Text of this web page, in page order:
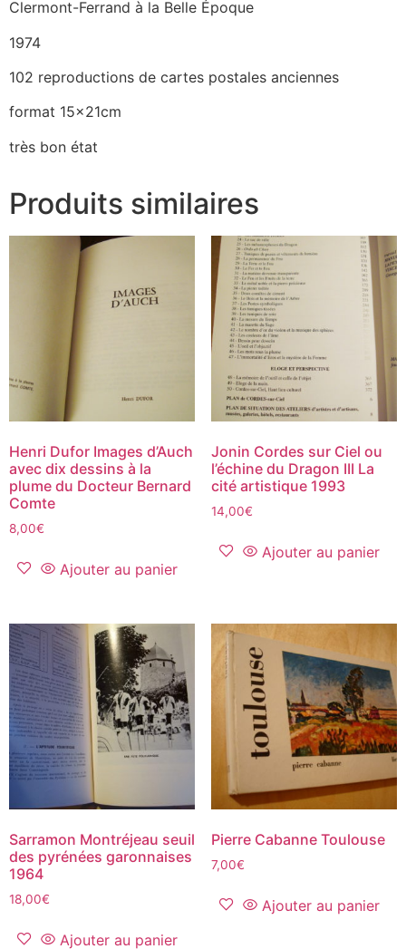
Clermont-Ferrand à la Belle Époque
1974
102 reproductions de cartes postales anciennes
format 15x21cm
très bon état
Produits similaires
Henri Dufor Images d’Auch
avec dix dessins à la
plume du Docteur Bernard
Comte
8,00€
Ajouter au panier
Jonin Cordes sur Ciel ou
l’échine du Dragon III La
cité artistique 1993
14,00€
Ajouter au panier
Sarramon Montréjeau seuil
des pyrénées garonnaises
1964
18,00€
Ajouter au panier
Pierre Cabanne Toulouse
7,00€
Ajouter au panier